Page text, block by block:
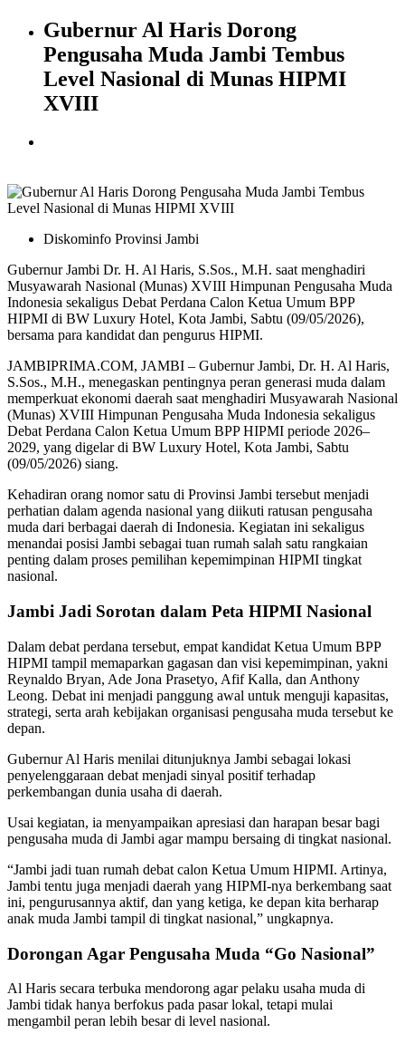
Gubernur Al Haris Dorong
Pengusaha Muda Jambi Tembus
Level Nasional di Munas HIPMI
XVIII
Diskominfo Provinsi Jambi
Gubernur Jambi Dr. H. Al Haris, S.Sos., M.H. saat menghadiri
Musyawarah Nasional (Munas) XVIII Himpunan Pengusaha Muda
Indonesia sekaligus Debat Perdana Calon Ketua Umum BPP
HIPMI di BW Luxury Hotel, Kota Jambi, Sabtu (09/05/2026),
bersama para kandidat dan pengurus HIPMI.
JAMBIPRIMA.COM, JAMBI – Gubernur Jambi, Dr. H. Al Haris,
S.Sos., M.H., menegaskan pentingnya peran generasi muda dalam
memperkuat ekonomi daerah saat menghadiri Musyawarah Nasional
(Munas) XVIII Himpunan Pengusaha Muda Indonesia sekaligus
Debat Perdana Calon Ketua Umum BPP HIPMI periode 2026–
2029, yang digelar di BW Luxury Hotel, Kota Jambi, Sabtu
(09/05/2026) siang.
Kehadiran orang nomor satu di Provinsi Jambi tersebut menjadi
perhatian dalam agenda nasional yang diikuti ratusan pengusaha
muda dari berbagai daerah di Indonesia. Kegiatan ini sekaligus
menandai posisi Jambi sebagai tuan rumah salah satu rangkaian
penting dalam proses pemilihan kepemimpinan HIPMI tingkat
nasional.
Jambi Jadi Sorotan dalam Peta HIPMI Nasional
Dalam debat perdana tersebut, empat kandidat Ketua Umum BPP
HIPMI tampil memaparkan gagasan dan visi kepemimpinan, yakni
Reynaldo Bryan, Ade Jona Prasetyo, Afif Kalla, dan Anthony
Leong. Debat ini menjadi panggung awal untuk menguji kapasitas,
strategi, serta arah kebijakan organisasi pengusaha muda tersebut ke
depan.
Gubernur Al Haris menilai ditunjuknya Jambi sebagai lokasi
penyelenggaraan debat menjadi sinyal positif terhadap
perkembangan dunia usaha di daerah.
Usai kegiatan, ia menyampaikan apresiasi dan harapan besar bagi
pengusaha muda di Jambi agar mampu bersaing di tingkat nasional.
“Jambi jadi tuan rumah debat calon Ketua Umum HIPMI. Artinya,
Jambi tentu juga menjadi daerah yang HIPMI-nya berkembang saat
ini, pengurusannya aktif, dan yang ketiga, ke depan kita berharap
anak muda Jambi tampil di tingkat nasional,” ungkapnya.
Dorongan Agar Pengusaha Muda “Go Nasional”
Al Haris secara terbuka mendorong agar pelaku usaha muda di
Jambi tidak hanya berfokus pada pasar lokal, tetapi mulai
mengambil peran lebih besar di level nasional.